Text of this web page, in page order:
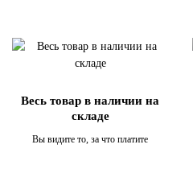
Весь товар в наличии на
складе
Вы видите то, за что платите